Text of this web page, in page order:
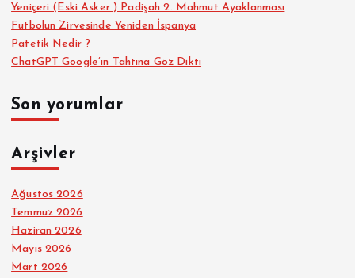
Yeniçeri (Eski Asker ) Padişah 2. Mahmut Ayaklanması
Futbolun Zirvesinde Yeniden İspanya
Patetik Nedir ?
ChatGPT Google’ın Tahtına Göz Dikti
Son yorumlar
Arşivler
Ağustos 2026
Temmuz 2026
Haziran 2026
Mayıs 2026
Mart 2026